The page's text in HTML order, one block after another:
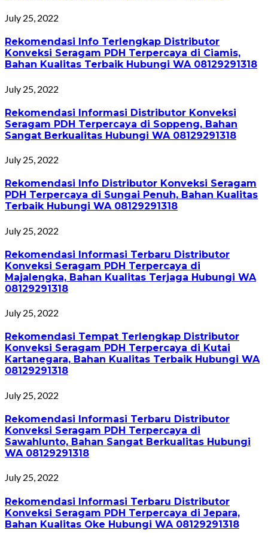
July 25, 2022
Rekomendasi Info Terlengkap Distributor
Konveksi Seragam PDH Terpercaya di Ciamis,
Bahan Kualitas Terbaik Hubungi WA 08129291318
July 25, 2022
Rekomendasi Informasi Distributor Konveksi
Seragam PDH Terpercaya di Soppeng, Bahan
Sangat Berkualitas Hubungi WA 08129291318
July 25, 2022
Rekomendasi Info Distributor Konveksi Seragam
PDH Terpercaya di Sungai Penuh, Bahan Kualitas
Terbaik Hubungi WA 08129291318
July 25, 2022
Rekomendasi Informasi Terbaru Distributor
Konveksi Seragam PDH Terpercaya di
Majalengka, Bahan Kualitas Terjaga Hubungi WA
08129291318
July 25, 2022
Rekomendasi Tempat Terlengkap Distributor
Konveksi Seragam PDH Terpercaya di Kutai
Kartanegara, Bahan Kualitas Terbaik Hubungi WA
08129291318
July 25, 2022
Rekomendasi Informasi Terbaru Distributor
Konveksi Seragam PDH Terpercaya di
Sawahlunto, Bahan Sangat Berkualitas Hubungi
WA 08129291318
July 25, 2022
Rekomendasi Informasi Terbaru Distributor
Konveksi Seragam PDH Terpercaya di Jepara,
Bahan Kualitas Oke Hubungi WA 08129291318